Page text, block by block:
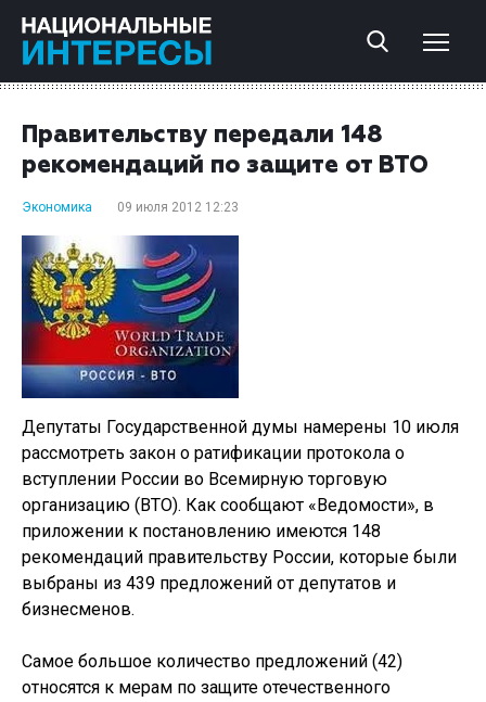
Правительству передали 148
рекомендаций по защите от ВТО
Экономика 09 июля 2012 12:23
Депутаты Государственной думы намерены 10 июля
рассмотреть закон о ратификации протокола о
вступлении России во Всемирную торговую
организацию (ВТО). Как сообщают «Ведомости», в
приложении к постановлению имеются 148
рекомендаций правительству России, которые были
выбраны из 439 предложений от депутатов и
бизнесменов.
Самое большое количество предложений (42)
относятся к мерам по защите отечественного